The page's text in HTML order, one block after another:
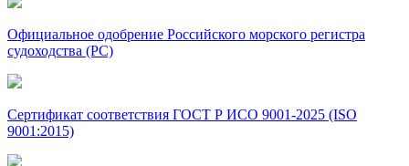
Официальное одобрение Российского морского регистра
судоходства (РС)
Сертификат соответствия ГОСТ Р ИСО 9001-2025 (ISO
9001:2015)